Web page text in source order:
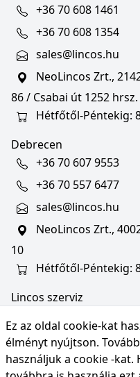
Ez az oldal cookie-kat
élményt nyújtson.
használjuk a cookie -kat.
+36 70 608 1461
+36 70 608 1354
sales@lincos.hu
NeoLincos Zrt.,
86 / Csabai út 1252 hrsz.
Hétfőtől-Péntekig:
Debrecen
+36 70 607 9553
+36 70 557 6477
sales@lincos.hu
NeoLincos Zrt.,
10
Hétfőtől-Péntekig:
Lincos szerviz
NeoLincos Zrt.,
10